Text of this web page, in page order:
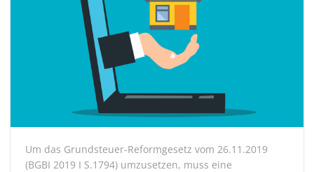
Um das Grundsteuer-Reformgesetz vom 26.11.2019
(BGBI 2019 I S.1794) umzusetzen, muss eine